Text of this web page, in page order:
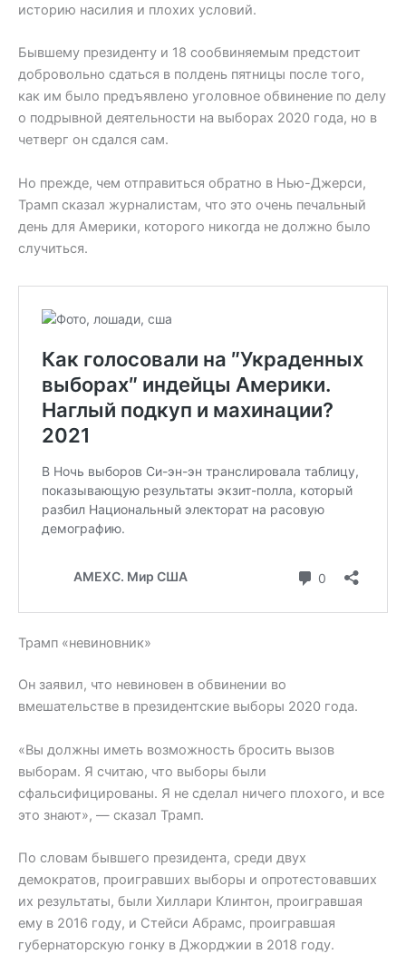
историю насилия и плохих условий.
Бывшему президенту и 18 сообвиняемым предстоит
добровольно сдаться в полдень пятницы после того,
как им было предъявлено уголовное обвинение по делу
о подрывной деятельности на выборах 2020 года, но в
четверг он сдался сам.
Но прежде, чем отправиться обратно в Нью-Джерси,
Трамп сказал журналистам, что это очень печальный
день для Америки, которого никогда не должно было
случиться.
Трамп «невиновник»
Он заявил, что невиновен в обвинении во
вмешательстве в президентские выборы 2020 года.
«Вы должны иметь возможность бросить вызов
выборам. Я считаю, что выборы были
сфальсифицированы. Я не сделал ничего плохого, и все
это знают», — сказал Трамп.
По словам бывшего президента, среди двух
демократов, проигравших выборы и опротестовавших
их результаты, были Хиллари Клинтон, проигравшая
ему в 2016 году, и Стейси Абрамс, проигравшая
губернаторскую гонку в Джорджии в 2018 году.